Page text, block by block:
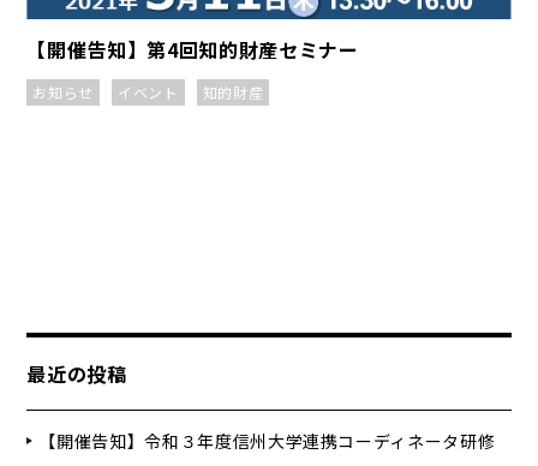
【開催告知】第4回知的財産セミナー
お知らせ イベント 知的財産
最近の投稿
【開催告知】令和３年度信州大学連携コーディネータ研修